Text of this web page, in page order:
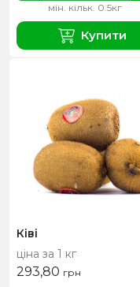
мін. кільк. 0.5кг
Купити
Ківі
ціна за 1 кг
293,80 грн